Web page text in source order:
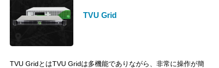
TVU Grid
TVU GridとはTVU Gridは多機能でありながら、非常に操作が簡